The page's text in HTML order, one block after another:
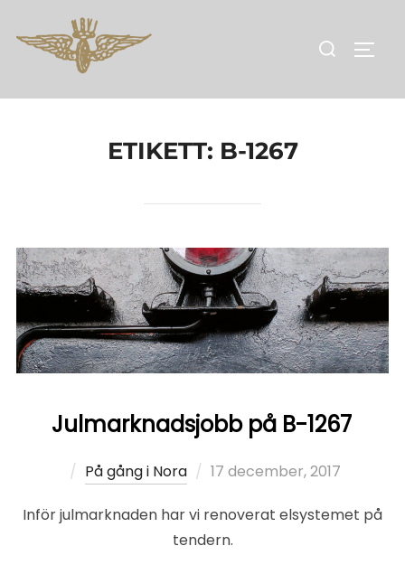
Sök
ETIKETT: B-1267
Julmarknadsjobb på B-1267
På gång i Nora
Publicerat
17 december, 2017
Inför julmarknaden har vi renoverat elsystemet på
tendern.